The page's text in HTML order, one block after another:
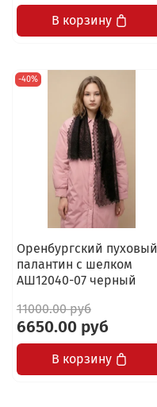
В корзину
-40%
Оренбургский пуховый
палантин с шелком
АШ12040-07 черный
11000.00 руб
6650.00 руб
В корзину